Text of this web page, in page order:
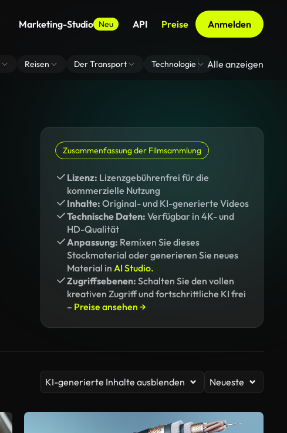
Marketing-Studio Neu API Preise Anmelden
Reisen Der Transport Technologie Zoom Virtuelle
Alle anzeigen
Zusammenfassung der Filmsammlung
Lizenz: Lizenzgebührenfrei für die
kommerzielle Nutzung
Inhalte: Original- und KI-generierte Videos
Technische Daten: Verfügbar in 4K- und
HD-Qualität
Anpassung: Remixen Sie dieses
Stockmaterial oder generieren Sie neues
Material in AI Studio.
Zugriffsebenen: Schalten Sie den vollen
kreativen Zugriff und fortschrittliche KI frei
– Preise ansehen →
KI-generierte Inhalte ausblenden Neueste